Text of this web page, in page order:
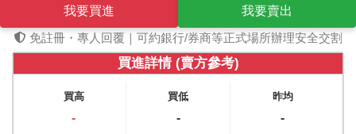
我要買進
我要賣出
免註冊・專人回覆｜可約銀行/券商等正式場所辦理安全交割
買進詳情 (賣方參考)
買高
-
買低
-
昨均
-